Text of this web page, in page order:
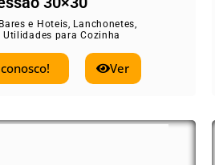
Bares e Hoteis, Lanchonetes,
Utilidades para Cozinha
Ver